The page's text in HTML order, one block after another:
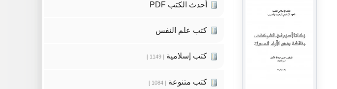
أحدث الكتب PDF
كتب علم النفس
كتب إسلامية [ 1149 ]
كتب متنوعة [ 1084 ]